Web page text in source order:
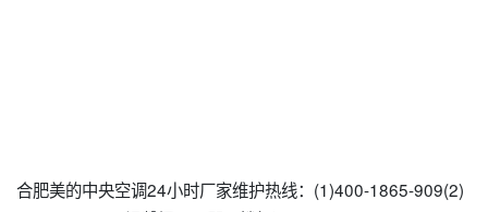
合肥美的中央空调24小时厂家维护热线：(1)400-1865-909(2)